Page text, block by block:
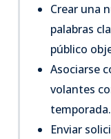
Crear una
palabras
público
Asociarse
volantes
temporada.
Enviar